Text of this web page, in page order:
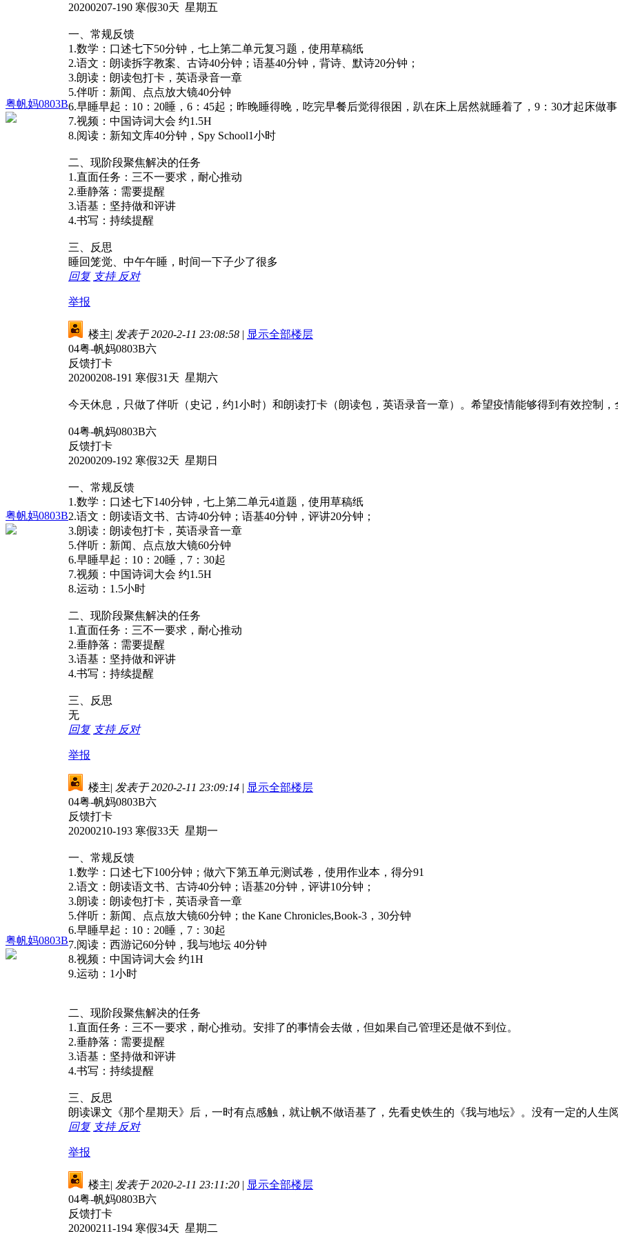
粤帆妈0803B
20200207-190 寒假30天 星期五
一、常规反馈
1.数学：口述七下50分钟，七上第二单元复习题，使用草稿纸
2.语文：朗读拆字教案、古诗40分钟；语基40分钟，背诗、默诗20分钟；
3.朗读：朗读包打卡，英语录音一章
5.伴听：新闻、点点放大镜40分钟
6.早睡早起：10：20睡，6：45起；昨晚睡得晚，吃完早餐后觉得很困，趴在床上居然就睡着了，9：30才起床做事
7.视频：中国诗词大会 约1.5H
8.阅读：新知文库40分钟，Spy School1小时
二、现阶段聚焦解决的任务
1.直面任务：三不一要求，耐心推动
2.垂静落：需要提醒
3.语基：坚持做和评讲
4.书写：持续提醒
三、反思
睡回笼觉、中午午睡，时间一下子少了很多
回复 支持 反对
举报
粤帆妈0803B
楼主| 发表于 2020-2-11 23:08:58 | 显示全部楼层
04粤-帆妈0803B六
反馈打卡
20200208-191 寒假31天 星期六
今天休息，只做了伴听（史记，约1小时）和朗读打卡（朗读包，英语录音一章）。希望疫情能够得到有效控制，
04粤-帆妈0803B六
反馈打卡
20200209-192 寒假32天 星期日
一、常规反馈
1.数学：口述七下140分钟，七上第二单元4道题，使用草稿纸
2.语文：朗读语文书、古诗40分钟；语基40分钟，评讲20分钟；
3.朗读：朗读包打卡，英语录音一章
5.伴听：新闻、点点放大镜60分钟
6.早睡早起：10：20睡，7：30起
7.视频：中国诗词大会 约1.5H
8.运动：1.5小时
二、现阶段聚焦解决的任务
1.直面任务：三不一要求，耐心推动
2.垂静落：需要提醒
3.语基：坚持做和评讲
4.书写：持续提醒
三、反思
无
回复 支持 反对
举报
粤帆妈0803B
楼主| 发表于 2020-2-11 23:09:14 | 显示全部楼层
04粤-帆妈0803B六
反馈打卡
20200210-193 寒假33天 星期一
一、常规反馈
1.数学：口述七下100分钟；做六下第五单元测试卷，使用作业本，得分91
2.语文：朗读语文书、古诗40分钟；语基20分钟，评讲10分钟；
3.朗读：朗读包打卡，英语录音一章
5.伴听：新闻、点点放大镜60分钟；the Kane Chronicles,Book-3，30分钟
6.早睡早起：10：20睡，7：30起
7.阅读：西游记60分钟，我与地坛 40分钟
8.视频：中国诗词大会 约1H
9.运动：1小时
二、现阶段聚焦解决的任务
1.直面任务：三不一要求，耐心推动。安排了的事情会去做，但如果自己管理还是做不到位。
2.垂静落：需要提醒
3.语基：坚持做和评讲
4.书写：持续提醒
三、反思
朗读课文《那个星期天》后，一时有点感触，就让帆不做语基了，先看史铁生的《我与地坛》。没有一定的人生
回复 支持 反对
举报
楼主| 发表于 2020-2-11 23:11:20 | 显示全部楼层
04粤-帆妈0803B六
反馈打卡
20200211-194 寒假34天 星期二